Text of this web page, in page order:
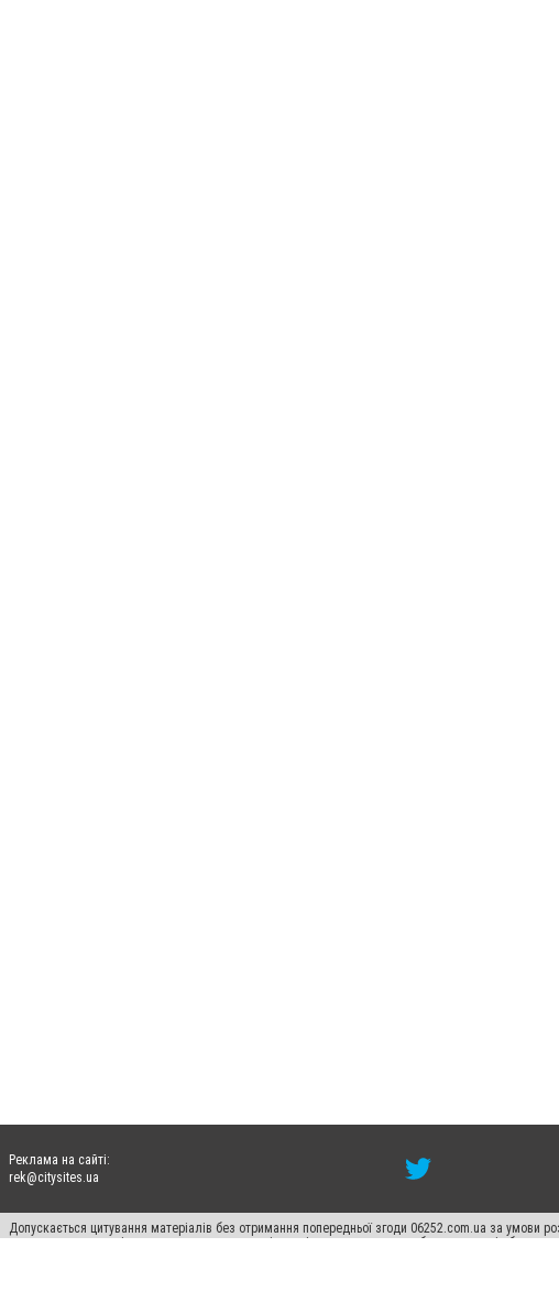
Реклама на сайті:
rek@citysites.ua
Допускається цитування матеріалів без отримання попередньої згоди 06252.com.ua за умови
пошукових систем гіперпосилання на цитовані статті не нижче другого абзацу в тексті або в